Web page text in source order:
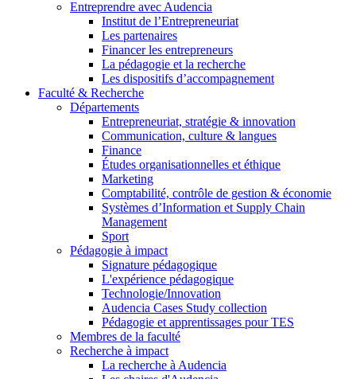
Entreprendre avec Audencia
Institut de l’Entrepreneuriat
Les partenaires
Financer les entrepreneurs
La pédagogie et la recherche
Les dispositifs d’accompagnement
Faculté & Recherche
Départements
Entrepreneuriat, stratégie & innovation
Communication, culture & langues
Finance
Études organisationnelles et éthique
Marketing
Comptabilité, contrôle de gestion & économie
Systèmes d’Information et Supply Chain
Management
Sport
Pédagogie à impact
Signature pédagogique
L'expérience pédagogique
Technologie/Innovation
Audencia Cases Study collection
Pédagogie et apprentissages pour TES
Membres de la faculté
Recherche à impact
La recherche à Audencia